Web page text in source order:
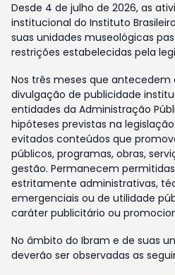
Desde 4 de julho de 2026, as
institucional do Instituto
suas unidades museológicas
restrições estabelecidas pela
Nos três meses que antecedem
divulgação de publicidade
entidades da Administração
hipóteses previstas na
evitados conteúdos que
públicos, programas, obras,
gestão. Permanecem
estritamente administrativas,
emergenciais ou de utilidade
caráter publicitário ou
No âmbito do Ibram e de suas
deverão ser observadas as